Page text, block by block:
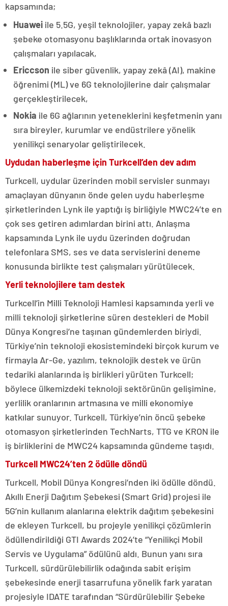
kapsamında;
Huawei ile 5.5G, yeşil teknolojiler, yapay zekâ bazlı
şebeke otomasyonu başlıklarında ortak inovasyon
çalışmaları yapılacak,
Ericcson ile siber güvenlik, yapay zekâ (AI), makine
öğrenimi (ML) ve 6G teknolojilerine dair çalışmalar
gerçekleştirilecek,
Nokia ile 6G ağlarının yeteneklerini keşfetmenin yanı
sıra bireyler, kurumlar ve endüstrilere yönelik
yenilikçi senaryolar geliştirilecek.
Uydudan haberleşme için Turkcell’den dev adım
Turkcell, uydular üzerinden mobil servisler sunmayı
amaçlayan dünyanın önde gelen uydu haberleşme
şirketlerinden Lynk ile yaptığı iş birliğiyle MWC24’te en
çok ses getiren adımlardan birini attı. Anlaşma
kapsamında Lynk ile uydu üzerinden doğrudan
telefonlara SMS, ses ve data servislerini deneme
konusunda birlikte test çalışmaları yürütülecek.
Yerli teknolojilere tam destek
Turkcell’in Milli Teknoloji Hamlesi kapsamında yerli ve
milli teknoloji şirketlerine süren destekleri de Mobil
Dünya Kongresi’ne taşınan gündemlerden biriydi.
Türkiye’nin teknoloji ekosistemindeki birçok kurum ve
firmayla Ar-Ge, yazılım, teknolojik destek ve ürün
tedariki alanlarında iş birlikleri yürüten Turkcell;
böylece ülkemizdeki teknoloji sektörünün gelişimine,
yerlilik oranlarının artmasına ve milli ekonomiye
katkılar sunuyor. Turkcell, Türkiye’nin öncü şebeke
otomasyon şirketlerinden TechNarts, TTG ve KRON ile
iş birliklerini de MWC24 kapsamında gündeme taşıdı.
Turkcell MWC24’ten 2 ödülle döndü
Turkcell, Mobil Dünya Kongresi’nden iki ödülle döndü.
Akıllı Enerji Dağıtım Şebekesi (Smart Grid) projesi ile
5G’nin kullanım alanlarına elektrik dağıtım şebekesini
de ekleyen Turkcell, bu projeyle yenilikçi çözümlerin
ödüllendirildiği GTI Awards 2024’te “Yenilikçi Mobil
Servis ve Uygulama” ödülünü aldı. Bunun yanı sıra
Turkcell, sürdürülebilirlik odağında sabit erişim
şebekesinde enerji tasarrufuna yönelik fark yaratan
projesiyle IDATE tarafından “Sürdürülebilir Şebeke